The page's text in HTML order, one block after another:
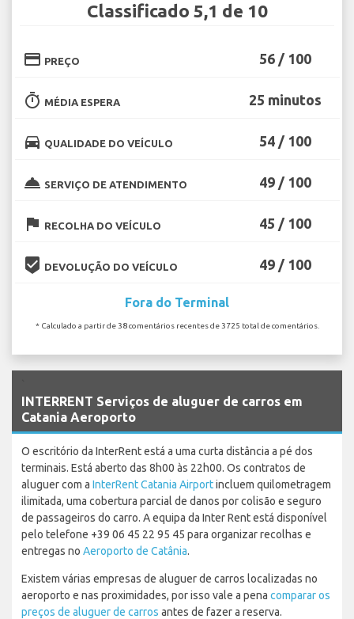
Classificado 5,1 de 10
credit_card PREÇO 56 / 100
timer MÉDIA ESPERA 25 minutos
directions_car QUALIDADE DO VEÍCULO 54 / 100
room_service SERVIÇO DE ATENDIMENTO 49 / 100
flag RECOLHA DO VEÍCULO 45 / 100
beenhere DEVOLUÇÃO DO VEÍCULO 49 / 100
Fora do Terminal
* Calculado a partir de 38 comentários recentes de 3725 total de comentários.
INTERRENT Serviços de aluguer de carros em
Catania Aeroporto
O escritório da InterRent está a uma curta distância a pé dos
terminais. Está aberto das 8h00 às 22h00. Os contratos de
aluguer com a InterRent Catania Airportincluem quilometragem
ilimitada, uma cobertura parcial de danos por colisão e seguro
de passageiros do carro. A equipa da Inter Rent está disponível
pelo telefone +39 06 45 22 95 45 para organizar recolhas e
entregas no Aeroporto de Catânia.
Existem várias empresas de aluguer de carros localizadas no
aeroporto e nas proximidades, por isso vale a pena comparar os
preços de aluguer de carros antes de fazer a reserva.